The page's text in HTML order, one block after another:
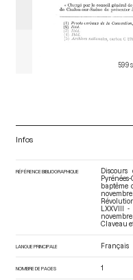
599
Infos
RÉFÉRENCE BIBLIOGRAPHIQUE
baptême
LXXVIII
Claveau
LANGUE PRINCIPALE Français
NOMBRE DE PAGES 1